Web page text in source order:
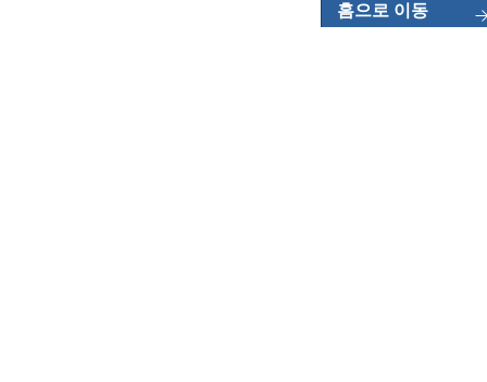
홈으로 이동